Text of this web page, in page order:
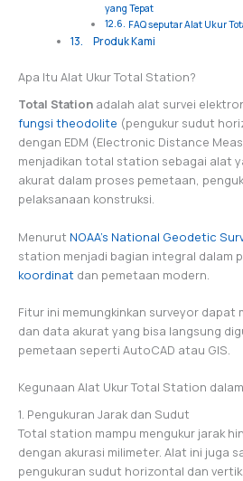
yang Tepat
FAQ seputar Alat Ukur
Produk Kami
Apa Itu Alat Ukur Total Station?
Total Station adalah alat survei
fungsi theodolite (pengukur sudut
dengan EDM (Electronic Distance
menjadikan total station sebagai alat
akurat dalam proses pemetaan,
pelaksanaan konstruksi.
Menurut NOAA’s National Geodetic
station menjadi bagian integral dalam
koordinat dan pemetaan modern.
Fitur ini memungkinkan surveyor dapat
dan data akurat yang bisa langsung
pemetaan seperti AutoCAD atau GIS.
Kegunaan Alat Ukur Total Station
1. Pengukuran Jarak dan Sudut
Total station mampu mengukur jarak
dengan akurasi milimeter. Alat ini juga
pengukuran sudut horizontal dan